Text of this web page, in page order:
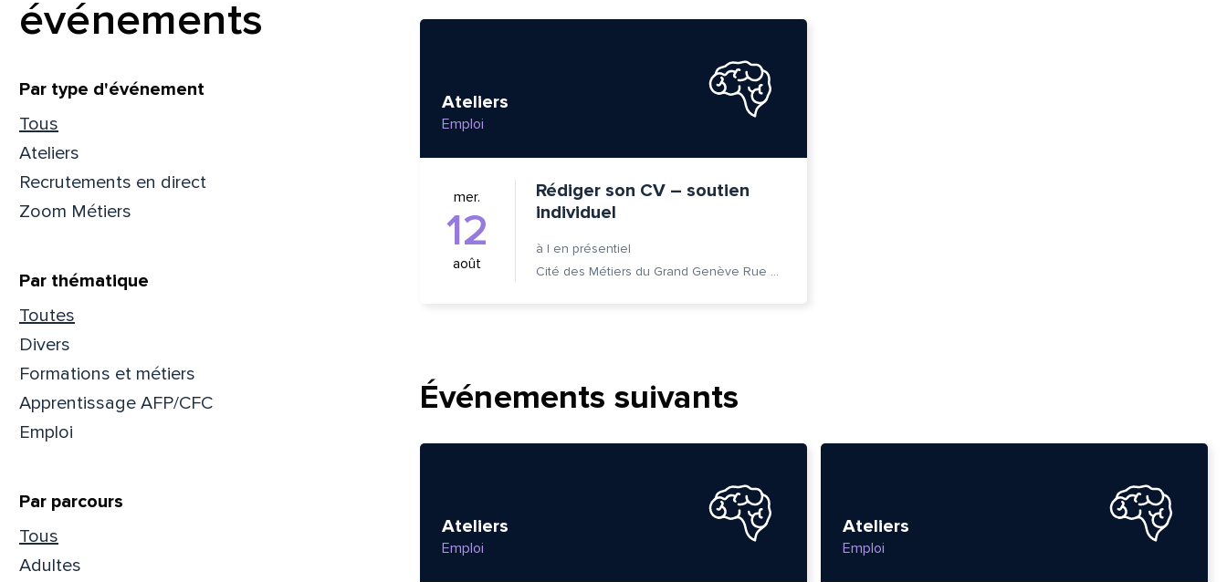
événements
Filtrer
Par type d'événement
Tous
Ateliers
Recrutements en direct
Zoom Métiers
Par thématique
Toutes
Divers
Formations et métiers
Apprentissage AFP/CFC
Emploi
Par parcours
Tous
Adultes
Ateliers
Emploi
mer.
12
août
Rédiger son CV – soutien
individuel
à | en présentiel
Cité des Métiers du Grand Genève Rue Prévost-Martin 6 1205 Genève
Événements suivants
Ateliers
Emploi
Ateliers
Emploi
Envoyer
Envoyer